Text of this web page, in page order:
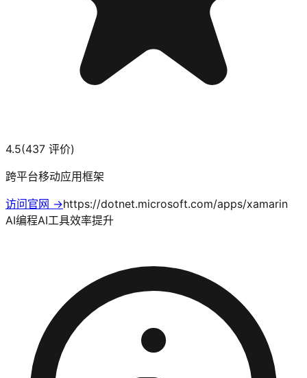
4.5(437 评价)
跨平台移动应用框架
访问官网 →https://dotnet.microsoft.com/apps/xamarin
AI编程AI工具效率提升